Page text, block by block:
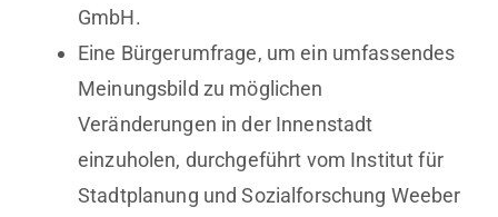
GmbH.
Eine Bürgerumfrage, um ein umfassendes
Meinungsbild zu möglichen
Veränderungen in der Innenstadt
einzuholen, durchgeführt vom Institut für
Stadtplanung und Sozialforschung Weeber